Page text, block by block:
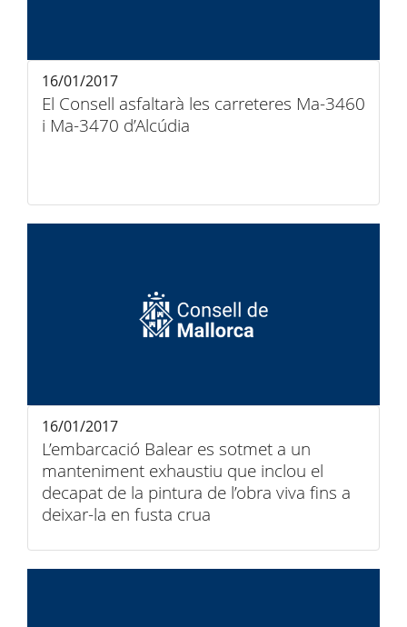
El Consell asfaltarà les carreteres Ma-3460
i Ma-3470 d’Alcúdia
16/01/2017
L’embarcació Balear es sotmet a un
manteniment exhaustiu que inclou el
decapat de la pintura de l’obra viva fins a
deixar-la en fusta crua
16/01/2017